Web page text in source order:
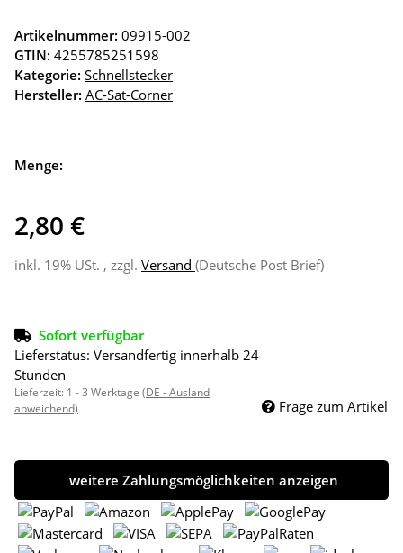
Artikelnummer: 09915-002
GTIN: 4255785251598
Kategorie: Schnellstecker
Hersteller: AC-Sat-Corner
Menge:
2,80 €
inkl. 19% USt. , zzgl. Versand (Deutsche Post Brief)
Sofort verfügbar
Lieferstatus: Versandfertig innerhalb 24
Stunden
Lieferzeit: 1 - 3 Werktage (DE - Ausland
abweichend)
Frage zum Artikel
weitere Zahlungsmöglichkeiten anzeigen